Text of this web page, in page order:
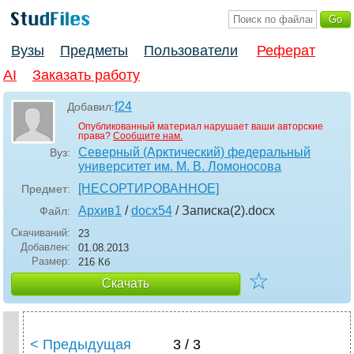
Вузы Предметы Пользователи
Реферат
AI
Заказать работу
Добавил:f24
Опубликованный материал нарушает ваши авторские
права? Сообщите нам.
Вуз:
Северный (Арктический) федеральный
университет им. М. В. Ломоносова
Предмет: [НЕСОРТИРОВАННОЕ]
Файл: Архив1 /docx54 / Записка(2).docx
Скачиваний:
23
Добавлен:
01.08.2013
Размер:
216 Кб
Скачать ☆
< Предыдущая 3 / 3